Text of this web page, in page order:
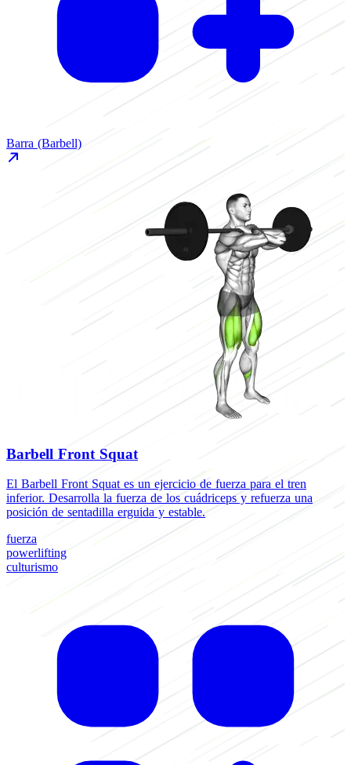
Barra (Barbell)
Barbell Front Squat
El Barbell Front Squat es un ejercicio de fuerza para el tren
inferior. Desarrolla la fuerza de los cuádriceps y refuerza una
posición de sentadilla erguida y estable.
fuerza
powerlifting
culturismo